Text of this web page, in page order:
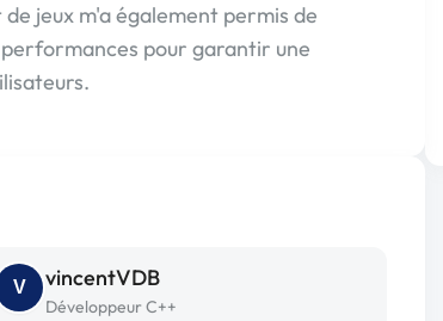
jeux m'a également permis de
pour garantir une
V vincentVDB
Développeur C++